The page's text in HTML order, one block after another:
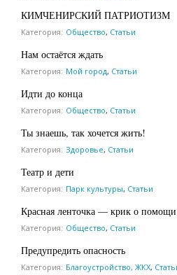
КИМЧЕНИРСКИЙ ПАТРИОТИЗМ
Категория: Общество, Статьи
Нам остаётся ждать
Категория: Мой город, Статьи
Идти до конца
Категория: Общество, Статьи
Ты знаешь, так хочется жить!
Категория: Здоровье, Статьи
Театр и дети
Категория: Парк культуры, Статьи
Красная ленточка — крик о помощи
Категория: Общество, Статьи
Предупредить опасность
Категория: Благоустройство, ЖКХ,